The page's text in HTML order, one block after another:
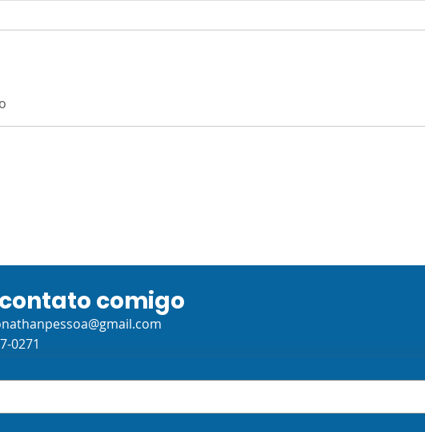
Globalização (Rotação
comigo
0271